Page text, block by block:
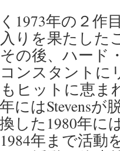
1973年の２作
りを果たした
の後、ハード
ンスタントに
ヒットに恵ま
にはStevens
した1980年に
年まで活動